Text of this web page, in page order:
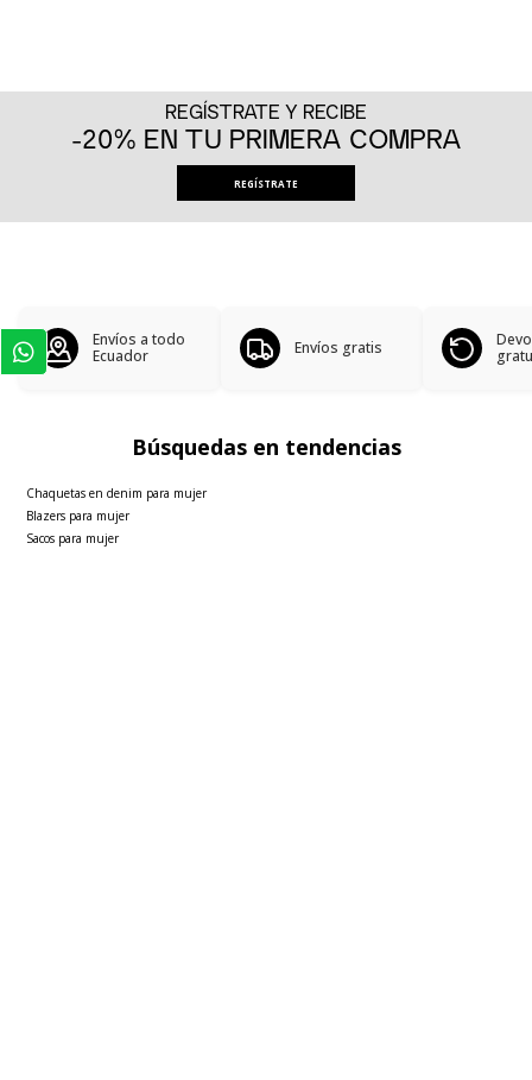
REGÍSTRATE Y RECIBE
-20% EN TU PRIMERA COMPRA
REGÍSTRATE
Envíos a todo
Ecuador
Envíos gratis
Búsquedas en tendencias
Chaquetas en denim para mujer
Blazers para mujer
Sacos para mujer